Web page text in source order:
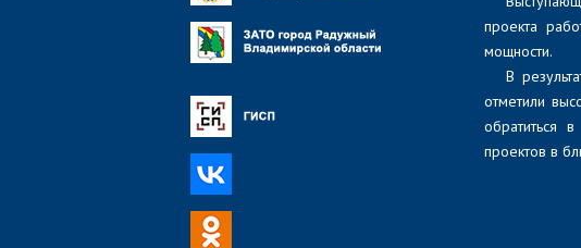
проекта
мощности.
В
отметили
обратиться
проектов в